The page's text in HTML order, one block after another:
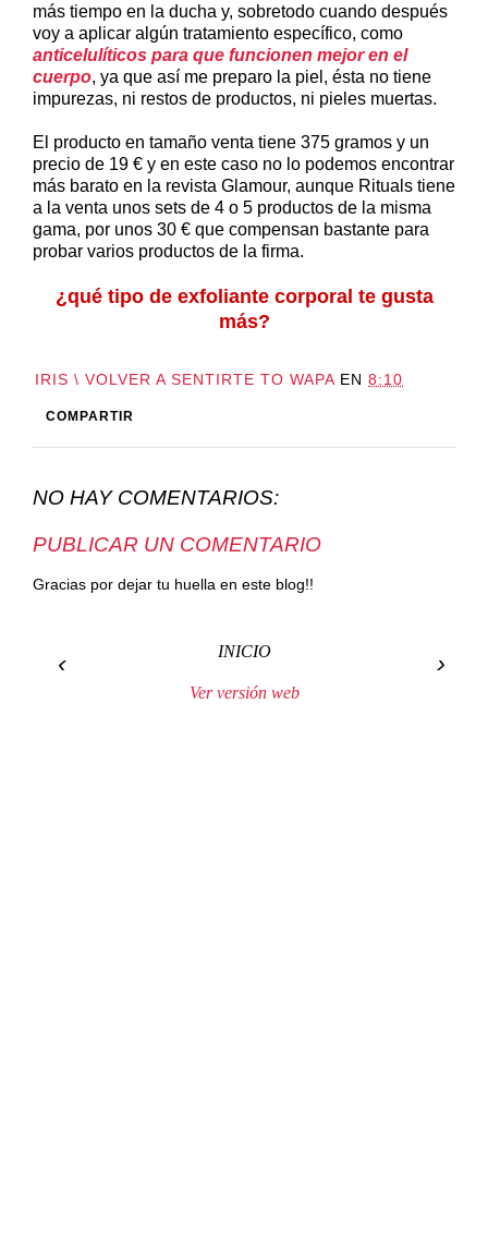
más tiempo en la ducha y, sobretodo cuando después
voy a aplicar algún tratamiento específico, como
anticelulíticos para que funcionen mejor en el
cuerpo, ya que así me preparo la piel, ésta no tiene
impurezas, ni restos de productos, ni pieles muertas.
El producto en tamaño venta tiene 375 gramos y un
precio de 19 € y en este caso no lo podemos encontrar
más barato en la revista Glamour, aunque Rituals tiene
a la venta unos sets de 4 o 5 productos de la misma
gama, por unos 30 € que compensan bastante para
probar varios productos de la firma.
¿qué tipo de exfoliante corporal te gusta
más?
IRIS \ VOLVER A SENTIRTE TO WAPA EN 8:10
COMPARTIR
NO HAY COMENTARIOS:
PUBLICAR UN COMENTARIO
Gracias por dejar tu huella en este blog!!
‹ ›
INICIO
Ver versión web